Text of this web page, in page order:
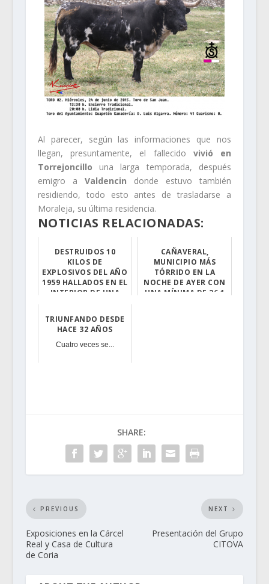
Al parecer, según las informaciones que nos
llegan, presuntamente, el fallecidovivió en
Torrejoncillo una larga temporada, después
emigro a Valdencin donde estuvo también
residiendo, todo esto antes de trasladarse a
Moraleja, su última residencia.
NOTICIAS RELACIONADAS:
DESTRUIDOS 10
KILOS DE
EXPLOSIVOS DEL AÑO
1959 HALLADOS EN EL
INTERIOR DE UNA
La Guardia Civi...
CAÑAVERAL,
MUNICIPIO MÁS
TÓRRIDO EN LA
NOCHE DE AYER CON
UNA MÍNIMA DE 26,1
TRIUNFANDO DESDE
HACE 32 AÑOS
Cuatro veces se...
SHARE:
PREVIOUS
Exposiciones en la Cárcel
Real y Casa de Cultura
de Coria
NEXT
Presentación del Grupo
CITOVA